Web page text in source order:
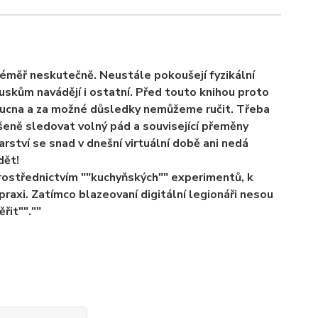
neskutečně. Neustále pokoušejí fyzikální
navádějí i ostatní. Před touto knihou proto
a za možné důsledky nemůžeme ručit. Třeba
sledovat volný pád a související přeměny
se snad v dnešní virtuální době ani nedá
""kuchyňských"" experimentů, k
Zatímco blazeovaní digitální legionáři nesou